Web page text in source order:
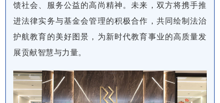
馈社会、服务公益的高尚精神。未来，双方将携手推
进法律实务与基金会管理的积极合作，共同绘制法治
护航教育的美好图景，为新时代教育事业的高质量发
展贡献智慧与力量。